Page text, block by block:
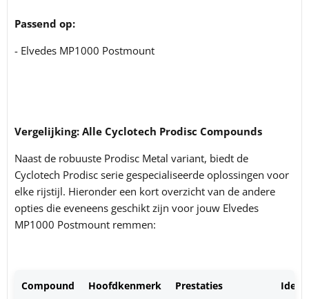
Passend op:
- Elvedes MP1000 Postmount
Vergelijking: Alle Cyclotech Prodisc Compounds
Naast de robuuste Prodisc Metal variant, biedt de
Cyclotech Prodisc serie gespecialiseerde oplossingen voor
elke rijstijl. Hieronder een kort overzicht van de andere
opties die eveneens geschikt zijn voor jouw Elvedes
MP1000 Postmount remmen:
Compound Hoofdkenmerk Prestaties